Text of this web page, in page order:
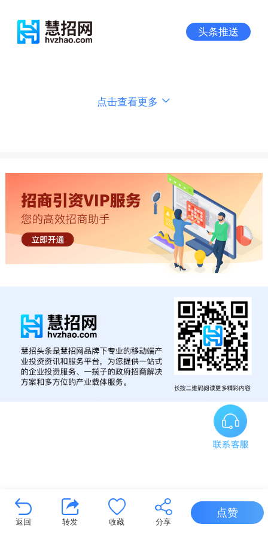
头条推送
点击查看更多
返回 转发 收藏 分享
点赞